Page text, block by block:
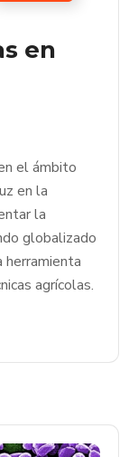
en
el ámbito
en la
la
globalizado
herramienta
agrícolas.